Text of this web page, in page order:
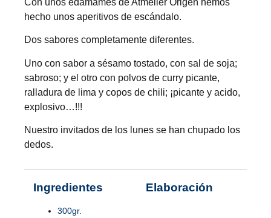
hecho unos aperitivos de escándalo.
Dos sabores completamente diferentes.
Uno con sabor a sésamo tostado, con sal de soja;
sabroso; y el otro con polvos de curry picante,
ralladura de lima y copos de chili; ¡picante y acido,
explosivo…!!!
Nuestro invitados de los lunes se han chupado los
dedos.
Ingredientes
300gr.
Elaboración